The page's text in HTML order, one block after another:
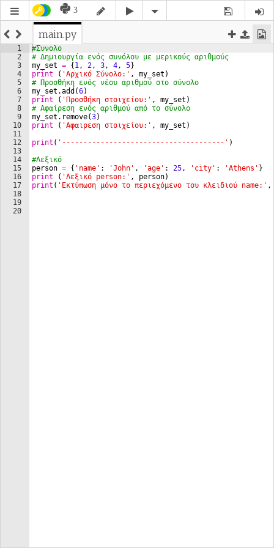
3
main.py
1
2
3
4
5
6
7
8
9
10
11
12
13
14
15
16
17
18
19
20
#Συνολο
# Δημιουργία ενός συνόλου με μερικούς αριθμούς
my_set = { 1, 2, 3, 4, 5}
print
( 'Αρχικό Σύνολο:' , my_set )
# Προσθήκη ενός νέου αριθμού στο σύνολο
my_set .add (6)
print
( 'Προσθήκη στοιχείου:' , my_set )
# Αφαίρεση ενός αριθμού από το σύνολο
my_set . remove(3)
print
( 'Αφαιρεση στοιχείου:' , my_set )
print ( '--------------------------------------' )
#Λεξικό
person = { 'name' : 'John' , 'age' : 25, 'city' : 'Athens' }
print
( 'Λεξικό person:' , person)
print ( 'Εκτύπωση μόνο το περιεχόμενο του κλειδιού name:'